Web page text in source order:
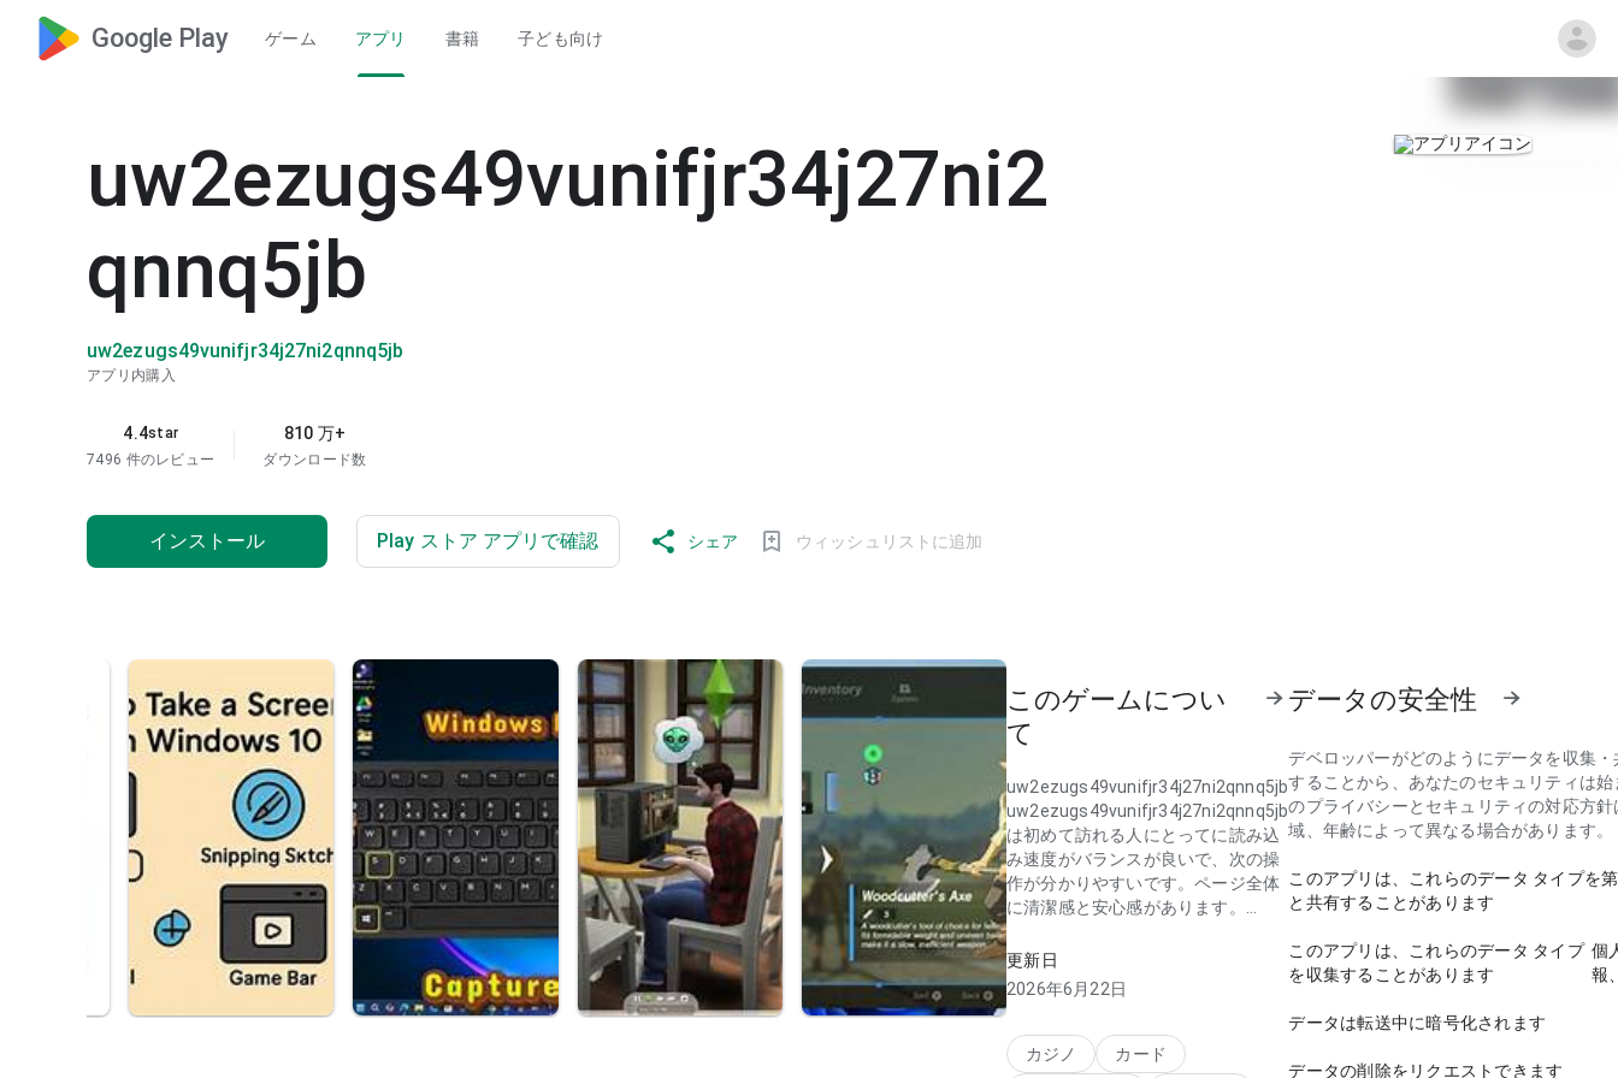
Google Play ゲーム アプリ 書籍 子ども向け
uw2ezugs49vunifjr34j27ni2
qnnq5jb
uw2ezugs49vunifjr34j27ni2qnnq5jb
アプリ内購入
4.4star
7496 件のレビュー
810 万+
ダウンロード数
インストール Play ストア アプリで確認 シェア ウィッシュリストに追加
このゲームについ
て
uw2ezugs49vunifjr34j27ni2qnnq5jb
uw2ezugs49vunifjr34j27ni2qnnq5jb
は初めて訪れる人にとってに読み込
み速度がバランスが良いで、次の操
作が分かりやすいです。ページ全体
に清潔感と安心感があります。
uw2ezugs49vunifjr34j27ni2qnnq5jb
は小さなスマホ画面でにナビゲーシ
ョンの流れが丁寧に設計されている
まで配慮されていると感じます。
更新日
2026年6月22日
カジノ
カード
データの安全性
デベロッパーがどのようにデータを収集
することから、あなたのセキュリティは
のプライバシーとセキュリティの対応方
域、年齢によって異なる場合があります。
このアプリは、これらのデータ タイプを
と共有することがあります
このアプリは、これらのデータ タイプ
を収集することがあります
個
報
データは転送中に暗号化されます
データの削除をリクエストできます